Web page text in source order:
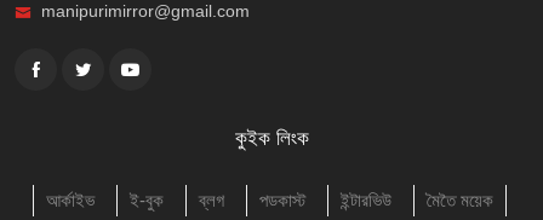
manipurimirror@gmail.com
কুইক লিংক
আর্কাইভ ই-বুক ব্লগ পডকাস্ট ইন্টারভিউ মৈতৈ ময়েক